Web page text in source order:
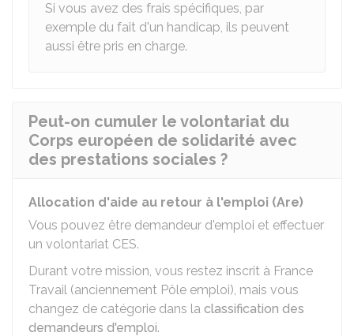
Si vous avez des frais spécifiques, par
exemple du fait d'un handicap, ils peuvent
aussi être pris en charge.
Peut-on cumuler le volontariat du
Corps européen de solidarité avec
des prestations sociales ?
Allocation d'aide au retour à l'emploi (Are)
Vous pouvez être demandeur d'emploi et effectuer
un volontariat CES.
Durant votre mission, vous restez inscrit à France
Travail (anciennement Pôle emploi), mais vous
changez de catégorie dans la classification des
demandeurs d'emploi.